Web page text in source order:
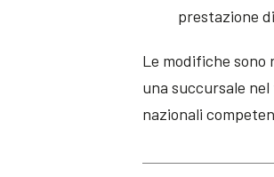
prestazione
Le modifiche
una succursale
nazionali